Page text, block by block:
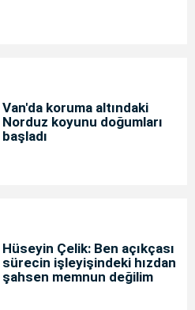
Van'da koruma altındaki
Norduz koyunu doğumları
başladı
Hüseyin Çelik: Ben açıkçası
sürecin işleyişindeki hızdan
şahsen memnun değilim